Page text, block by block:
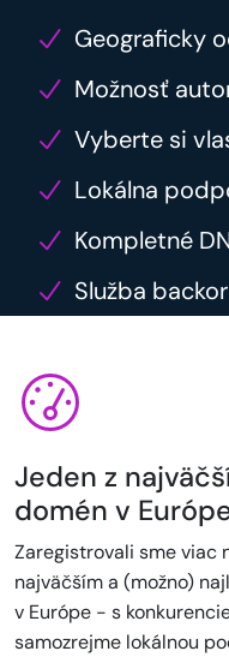
Geograficky
Možnosť
Vyberte si
Lokálna
Kompletné
Služba
Jeden z
domén v
Zaregistrovali sme viac
najväčším a (možno)
v Európe - s
samozrejme lokálnou